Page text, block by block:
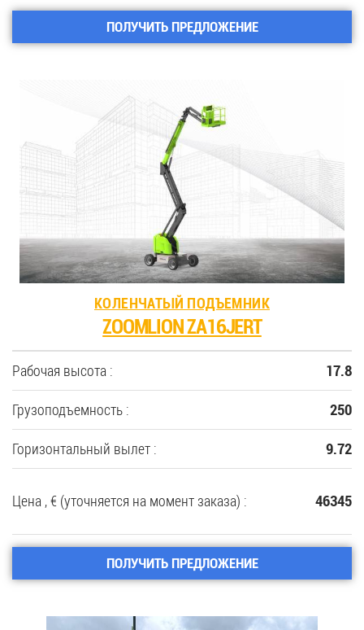
ПОЛУЧИТЬ ПРЕДЛОЖЕНИЕ
КОЛЕНЧАТЫЙ ПОДЪЕМНИК
ZOOMLION ZA16JERT
Рабочая высота : 17.8
Грузоподъемность : 250
Горизонтальный вылет : 9.72
Цена , € (уточняется на момент заказа) : 46345
ПОЛУЧИТЬ ПРЕДЛОЖЕНИЕ